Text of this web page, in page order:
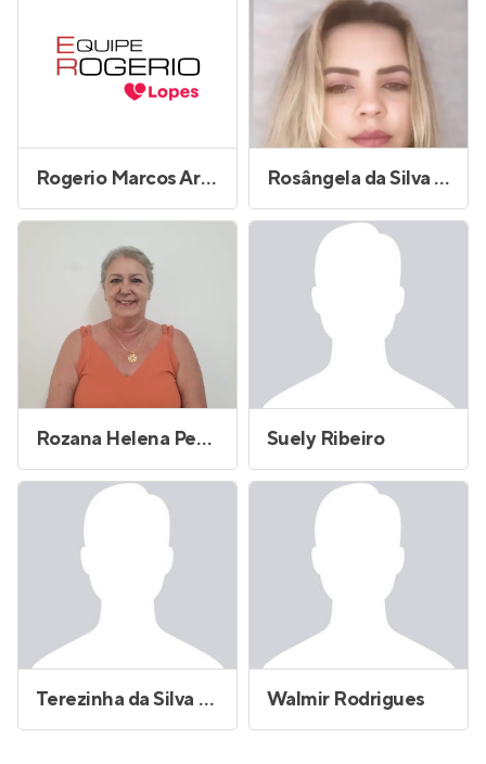
Rogerio Marcos Arrebola Rosângela da Silva Vieira
Rozana Helena Petrucci Suely Ribeiro
Terezinha da Silva Brito Walmir Rodrigues